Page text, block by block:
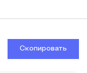
Скопировать